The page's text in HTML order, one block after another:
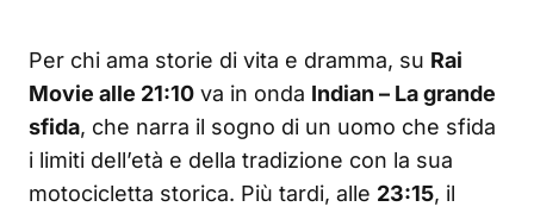
Per chi ama storie di vita e dramma, su Rai
Movie alle 21:10 va in onda Indian – La grande
sfida, che narra il sogno di un uomo che sfida
i limiti dell’età e della tradizione con la sua
motocicletta storica. Più tardi, alle 23:15, il